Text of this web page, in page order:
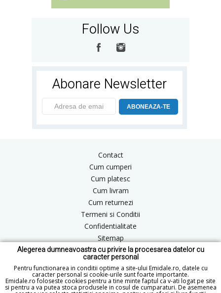
Alegerea dumneavoastra cu privire la procesarea datelor cu
caracter personal
Pentru functionarea in conditii optime a site-ului Emidale.ro, datele cu
caracter personal si cookie-urile sunt foarte importante.
Emidale.ro foloseste cookies pentru a tine minte faptul ca v-ati logat pe site
si pentru a va putea stoca produsele in cosul de cumparaturi. De asemenea
Follow Us
Abonare Newsletter
ABONEAZA-TE
Contact
Cum cumperi
Cum platesc
Cum livram
Cum returnezi
Termeni si Conditii
Confidentialitate
Sitemap
Blog
ANPC